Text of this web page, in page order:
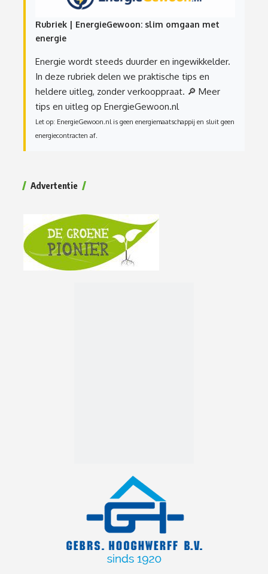
Rubriek | EnergieGewoon: slim omgaan met
energie
Energie wordt steeds duurder en ingewikkelder.
In deze rubriek delen we praktische tips en
heldere uitleg, zonder verkooppraat. 🔎 Meer
tips en uitleg op EnergieGewoon.nl
Let op: EnergieGewoon.nl is geen energiemaatschappij en sluit geen
energiecontracten af.
Advertentie